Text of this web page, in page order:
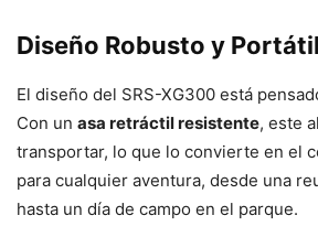
Diseño Robusto y Portátil
El diseño del SRS-XG300 está
Con un asa retráctil resistente, este
transportar, lo que lo convierte en el
para cualquier aventura, desde una
hasta un día de campo en el parque.